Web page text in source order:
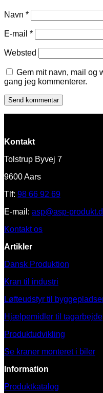
Navn *
E-mail *
Websted
Gem mit navn, mail og
gang jeg kommenterer.
Kontakt
Tolstrup Byvej 7
9600 Aars
Tlf: 98 66 92 69
E-mail: asp@asp-
Kontakt os
Artikler
Dansk Produktion
Kran til industri
Løfteudstyr til
Hjælpemidler til tagarbejde
Produktudvikling
Se kraner monteret i biler
Information
Produktkatalog